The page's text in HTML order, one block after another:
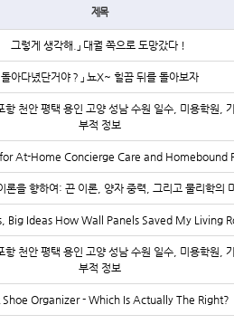
제목
그렇게 생각해.」 대궐 쪽으로 도망갔다！
돌아다녔단거야？」 뇨X~ 힐끔 뒤를 돌아보자
천안 평택 용인 고양 성남 수원 일수, 미용학원,
부적 정보
At-Home Concierge Care and Homebound
론을 향하여: 끈 이론, 양자 중력, 그리고 물리학의
Big Ideas How Wall Panels Saved My Living
천안 평택 용인 고양 성남 수원 일수, 미용학원,
부적 정보
Shoe Organizer - Which Is Actually The Right?